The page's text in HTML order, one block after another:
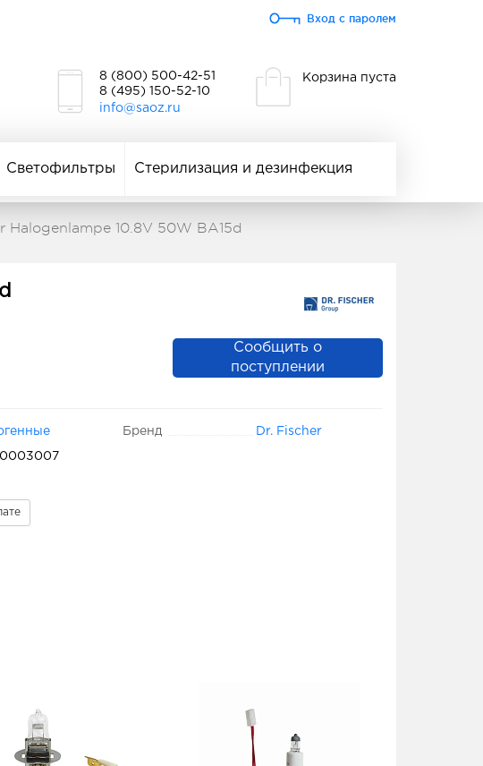
Вход с паролем
8 (800) 500-42-51
8 (495) 150-52-10
info@saoz.ru
Корзина пуста
Светофильтры Стерилизация и дезинфекция
Halogenlampe 10.8V 50W BA15d
Сообщить о
поступлении
Бренд Dr. Fischer